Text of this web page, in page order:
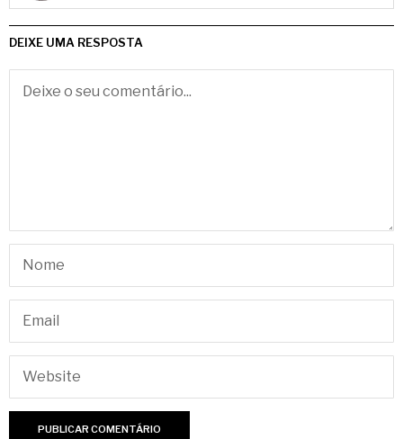
DEIXE UMA RESPOSTA